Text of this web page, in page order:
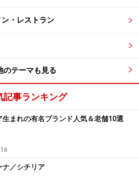
ォリアテッラやババを！マ
店
リアの中にある小さなお店「マリ
い人はいないほど知られた店で、
・レストラン
のテーマも見る
記事ランキング
生まれの有名ブランド人気＆老舗10選
ナ／シチリア